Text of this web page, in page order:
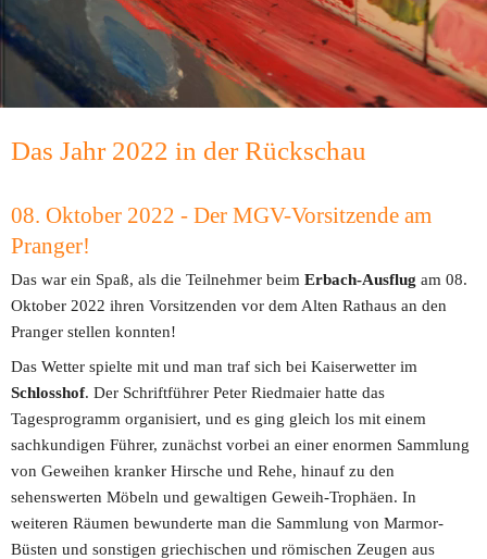
Das Jahr 2022 in der Rückschau
08. Oktober 2022 - Der MGV-Vorsitzende am
Pranger!
Das war ein Spaß, als die Teilnehmer beim Erbach-Ausflug am 08.
Oktober 2022 ihren Vorsitzenden vor dem Alten Rathaus an den
Pranger stellen konnten!
Schlosshof. Der Schriftführer Peter Riedmaier hatte das
Tagesprogramm organisiert, und es ging gleich los mit einem
sachkundigen Führer, zunächst vorbei an einer enormen Sammlung
von Geweihen kranker Hirsche und Rehe, hinauf zu den
sehenswerten Möbeln und gewaltigen Geweih-Trophäen. In
weiteren Räumen bewunderte man die Sammlung von Marmor-
Büsten und sonstigen griechischen und römischen Zeugen aus